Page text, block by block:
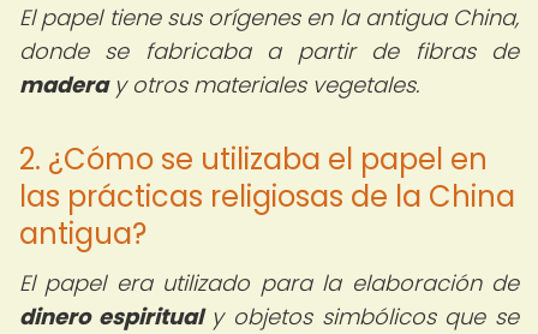
El papel tiene sus orígenes en la antigua China,
donde se fabricaba a partir de fibras de
maderay otros materiales vegetales.
2. ¿Cómo se utilizaba el papel en
las prácticas religiosas de la China
antigua?
El papel era utilizado para la elaboración de
dinero espiritualy objetos simbólicos que se